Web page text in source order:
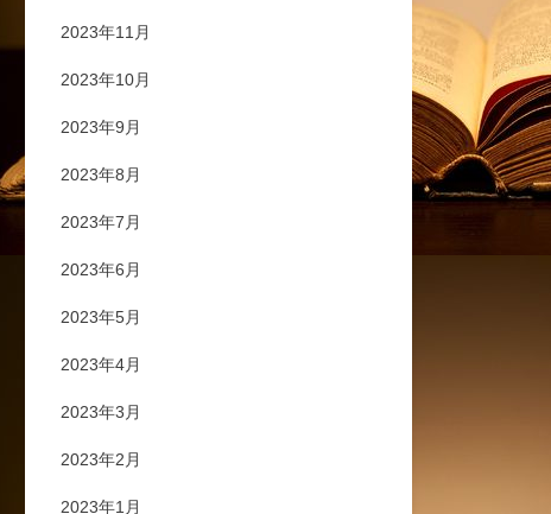
2023年11月
2023年10月
2023年9月
2023年8月
2023年7月
2023年6月
2023年5月
2023年4月
2023年3月
2023年2月
2023年1月